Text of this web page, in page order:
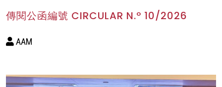
傳閱公函編號 CIRCULAR N.º 10/2026
AAM